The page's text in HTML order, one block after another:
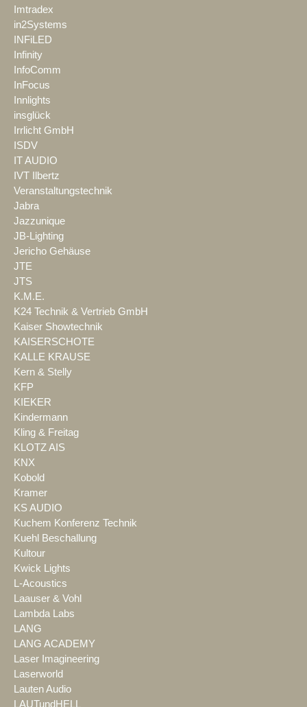
Imtradex
in2Systems
INFiLED
Infinity
InfoComm
InFocus
Innlights
insglück
Irrlicht GmbH
ISDV
IT AUDIO
IVT Ilbertz
Veranstaltungstechnik
Jabra
Jazzunique
JB-Lighting
Jericho Gehäuse
JTE
JTS
K.M.E.
K24 Technik & Vertrieb GmbH
Kaiser Showtechnik
KAISERSCHOTE
KALLE KRAUSE
Kern & Stelly
KFP
KIEKER
Kindermann
Kling & Freitag
KLOTZ AIS
KNX
Kobold
Kramer
KS AUDIO
Kuchem Konferenz Technik
Kuehl Beschallung
Kultour
Kwick Lights
L-Acoustics
Laauser & Vohl
Lambda Labs
LANG
LANG ACADEMY
Laser Imagineering
Laserworld
Lauten Audio
LAUTundHELL